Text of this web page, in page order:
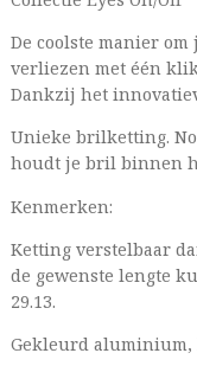
De coolste manier
verliezen met één
Dankzij het
Unieke brilketting.
houdt je bril binnen
Kenmerken:
Ketting verstelbaar
de gewenste lengte
29.13.
Gekleurd aluminium,